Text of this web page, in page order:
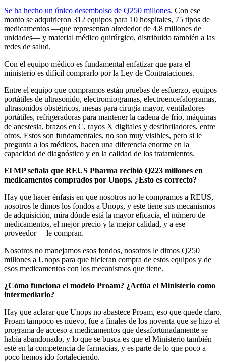
Se ha hecho un único desembolso de Q250 millones. Con ese
monto se adquirieron 312 equipos para 10 hospitales, 75 tipos de
medicamentos —que representan alrededor de 4.8 millones de
unidades— y material médico quirúrgico, distribuido también a las
redes de salud.
Con el equipo médico es fundamental enfatizar que para el
ministerio es difícil comprarlo por la Ley de Contrataciones.
Entre el equipo que compramos están pruebas de esfuerzo, equipos
portátiles de ultrasonido, electromiogramas, electroencefalogramas,
ultrasonidos obstétricos, mesas para cirugía mayor, ventiladores
portátiles, refrigeradoras para mantener la cadena de frío, máquinas
de anestesia, brazos en C, rayos X digitales y desfibriladores, entre
otros. Estos son fundamentales, no son muy visibles, pero si le
pregunta a los médicos, hacen una diferencia enorme en la
capacidad de diagnóstico y en la calidad de los tratamientos.
El MP señala que REUS Pharma recibió Q223 millones en
medicamentos comprados por Unops. ¿Esto es correcto?
Hay que hacer énfasis en que nosotros no le compramos a REUS,
nosotros le dimos los fondos a Unops, y este tiene sus mecanismos
de adquisición, mira dónde está la mayor eficacia, el número de
medicamentos, el mejor precio y la mejor calidad, y a ese —
proveedor— le compran.
Nosotros no manejamos esos fondos, nosotros le dimos Q250
millones a Unops para que hicieran compra de estos equipos y de
esos medicamentos con los mecanismos que tiene.
¿Cómo funciona el modelo Proam? ¿Actúa el Ministerio como
intermediario?
Hay que aclarar que Unops no abastece Proam, eso que quede claro.
Proam tampoco es nuevo, fue a finales de los noventa que se hizo el
programa de acceso a medicamentos que desafortunadamente se
había abandonado, y lo que se busca es que el Ministerio también
esté en la competencia de farmacias, y es parte de lo que poco a
poco hemos ido fortaleciendo.